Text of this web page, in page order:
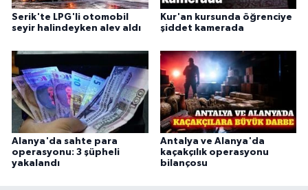
Serik'te LPG'li otomobil
seyir halindeyken alev aldı
Kur'an kursunda öğrenciye
şiddet kamerada
Alanya'da sahte para
operasyonu: 3 şüpheli
yakalandı
Antalya ve Alanya'da
kaçakçılık operasyonu
bilançosu